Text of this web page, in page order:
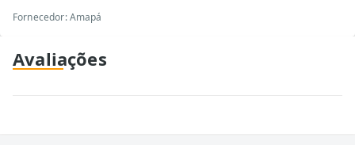
Fornecedor: Amapá
Avaliações